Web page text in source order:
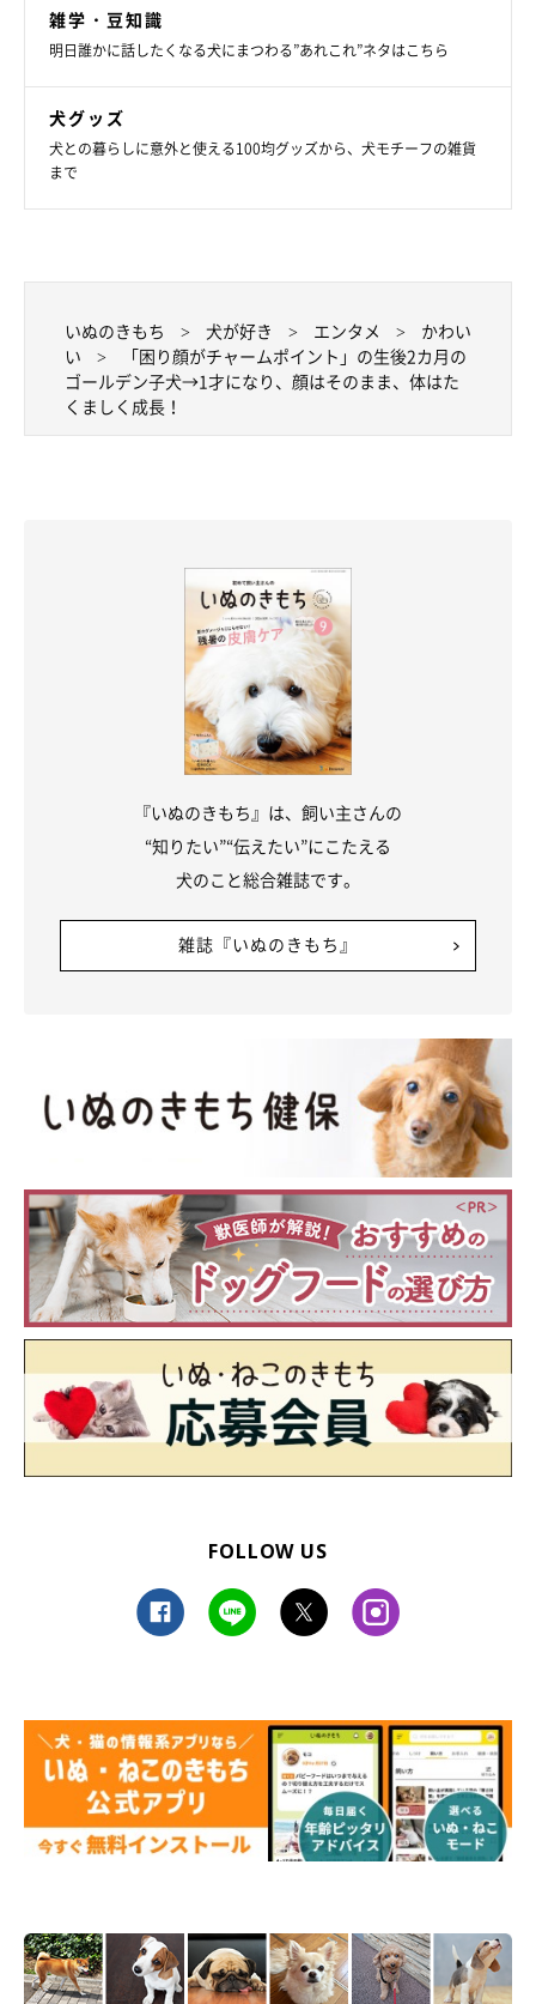
雑学・豆知識
明日誰かに話したくなる犬にまつわる”あれこれ”ネタはこちら
犬グッズ
犬との暮らしに意外と使える100均グッズから、犬モチーフの雑貨
まで
いぬのきもち 犬が好き エンタメ
かわい
い
「困り顔がチャームポイント」の生後2カ月の
ゴールデン子犬→1才になり、顔はそのまま、体はた
くましく成長！
『いぬのきもち』は、飼い主さんの
“知りたい”“伝えたい”にこたえる
犬のこと総合雑誌です。
雑誌『いぬのきもち』
FOLLOW US